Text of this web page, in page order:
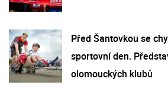
Před Šantovkou se
sportovní den.
olomouckých klubů